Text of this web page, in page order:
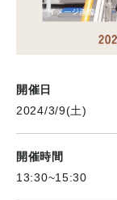
開催日
2024/3/9(土)
開催時間
13:30~15:30